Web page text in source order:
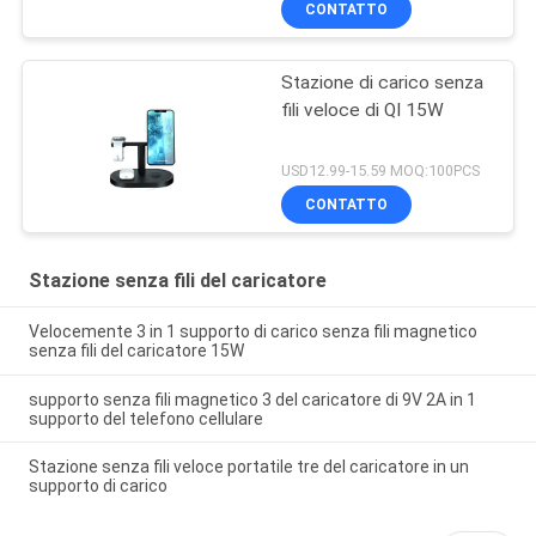
CONTATTO
Stazione di carico senza
fili veloce di QI 15W
USD12.99-15.59 MOQ:100PCS
CONTATTO
Stazione senza fili del caricatore
Velocemente 3 in 1 supporto di carico senza fili magnetico
senza fili del caricatore 15W
supporto senza fili magnetico 3 del caricatore di 9V 2A in 1
supporto del telefono cellulare
Stazione senza fili veloce portatile tre del caricatore in un
supporto di carico